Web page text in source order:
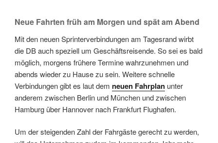
Neue Fahrten früh am Morgen und spät am Abend
Mit den neuen Sprinterverbindungen am Tagesrand wirbt
die DB auch speziell um Geschäftsreisende. So sei es bald
möglich, morgens frühere Termine wahrzunehmen und
abends wieder zu Hause zu sein. Weitere schnelle
Verbindungen gibt es laut dem neuen Fahrplan unter
anderem zwischen Berlin und München und zwischen
Hamburg über Hannover nach Frankfurt Flughafen.
Um der steigenden Zahl der Fahrgäste gerecht zu werden,